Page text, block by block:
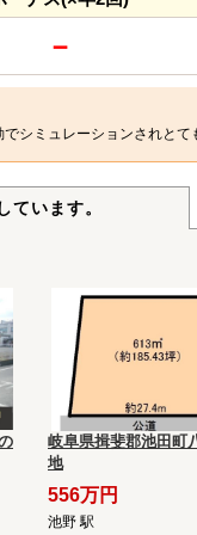
－
シミュレーションされとて
ています。
岐阜県揖斐郡池田町
地
556万円
池野 駅